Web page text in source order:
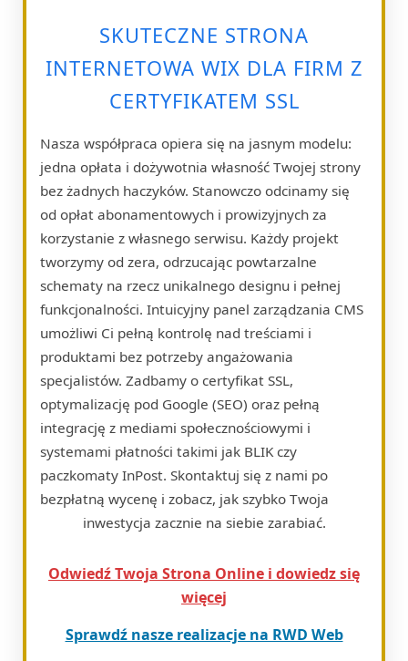
SKUTECZNE STRONA
INTERNETOWA WIX DLA FIRM Z
CERTYFIKATEM SSL
Nasza współpraca opiera się na jasnym modelu:
jedna opłata i dożywotnia własność Twojej strony
bez żadnych haczyków. Stanowczo odcinamy się
od opłat abonamentowych i prowizyjnych za
korzystanie z własnego serwisu. Każdy projekt
tworzymy od zera, odrzucając powtarzalne
schematy na rzecz unikalnego designu i pełnej
funkcjonalności. Intuicyjny panel zarządzania CMS
umożliwi Ci pełną kontrolę nad treściami i
produktami bez potrzeby angażowania
specjalistów. Zadbamy o certyfikat SSL,
optymalizację pod Google (SEO) oraz pełną
integrację z mediami społecznościowymi i
systemami płatności takimi jak BLIK czy
paczkomaty InPost. Skontaktuj się z nami po
bezpłatną wycenę i zobacz, jak szybko Twoja
inwestycja zacznie na siebie zarabiać.
Odwiedź Twoja Strona Online i dowiedz się
więcej
Sprawdź nasze realizacje na RWD Web